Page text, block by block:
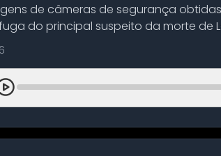
de câmeras de segurança
do principal suspeito da morte de
d...